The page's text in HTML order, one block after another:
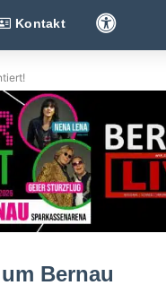
Kontakt
Bernau